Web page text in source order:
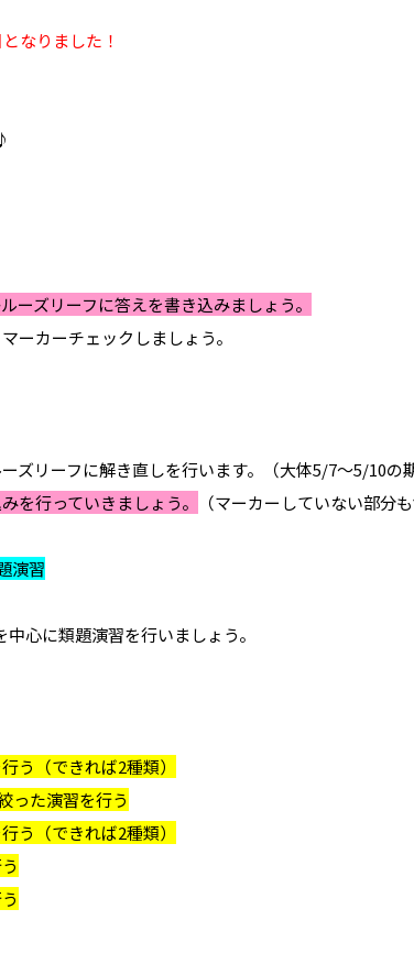
なりました！
ーズリーフに答えを書き込みましょう。
ーカーチェックしましょう。
ズリーフに解き直しを行います。（大体5/7～5/10の期
を行っていきましょう。
（マーカーしていない部分も
演習
心に類題演習を行いましょう。
う（できれば2種類）
った演習を行う
（できれば2種類）